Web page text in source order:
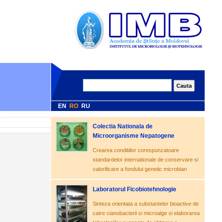
EN RO RU
Colectia Nationala de
Microorganisme Nepatogene
Crearea conditiilor corespunzatoare
standardelor internationale de conservare si
valorificare a fondului genetic microbian
Laboratorul Ficobiotehnologie
Sinteza orientata a substantelor bioactive de
catre cianobacterii si microalge si elaborarea